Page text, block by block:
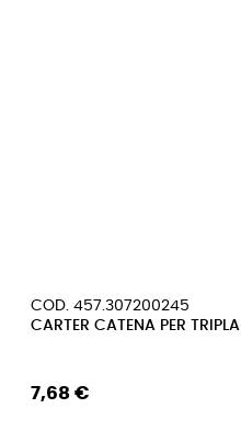
COD. 457.307200245
CARTER CATENA PER TRIPLA
7,68 €